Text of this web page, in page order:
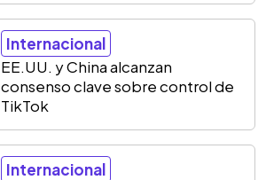
Internacional
EE.UU. y China alcanzan
consenso clave sobre control de
TikTok
Internacional